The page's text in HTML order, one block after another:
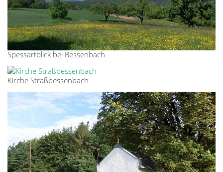
Spessartblick bei Bessenbach
Kirche Straßbessenbach